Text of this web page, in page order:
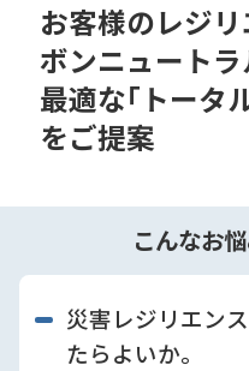
お客様のレジ
ボンニュート
最適な｢トータ
をご提案
こんなお
災害レジリエン
たらよいか。